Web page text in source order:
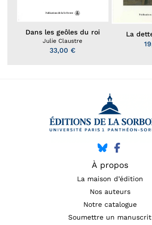
Dans les geôles du roi
Julie Claustre
33,00 €
La
À propos
La maison d’édition
Nos auteurs
Notre catalogue
Soumettre un manuscrit